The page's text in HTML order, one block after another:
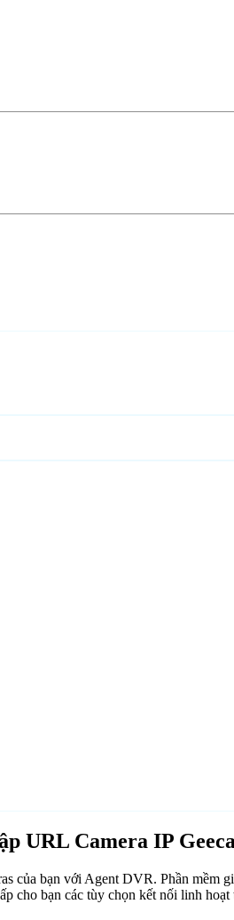
URL Camera IP
của bạn với Agent DVR. Phần mềm
cho bạn các tùy chọn kết nối linh